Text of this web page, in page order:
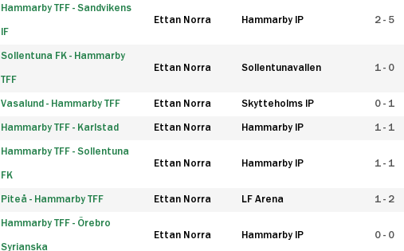
Hammarby TFF - Sandvikens
IF
Ettan Norra Hammarby IP 2 - 5
Sollentuna FK - Hammarby
TFF
Ettan Norra Sollentunavallen 1 - 0
Vasalund - Hammarby TFF Ettan Norra Skytteholms IP 0 - 1
Hammarby TFF - Karlstad Ettan Norra Hammarby IP 1 - 1
Hammarby TFF - Sollentuna
FK
Ettan Norra Hammarby IP 1 - 1
Piteå - Hammarby TFF Ettan Norra LF Arena 1 - 2
Hammarby TFF - Örebro
Syrianska
Ettan Norra Hammarby IP 0 - 0